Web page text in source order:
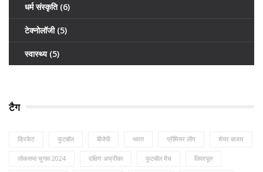
धर्म संस्कृति (6)
टेक्नोलॉजी (5)
स्वास्थ्य (5)
टैग
क्रिकेट फुटबॉल बीजेपी भारत प्रीमियर लीग शेयर बाजार
लोकसभा चुनाव 2024 दक्षिण अफ्रीका फुटबॉल मैच लिवरपूल